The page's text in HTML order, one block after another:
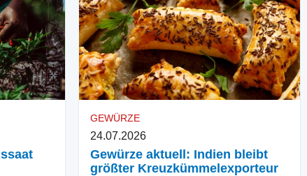
GEWÜRZE
24.07.2026
Gewürze aktuell: Indien bleibt
größter Kreuzkümmelexporteur